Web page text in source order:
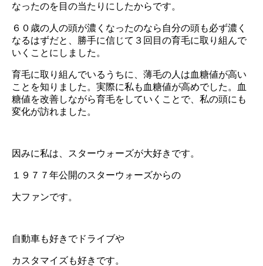
なったのを目の当たりにしたからです。
６０歳の人の頭が濃くなったのなら自分の頭も必ず濃く
なるはずだと、勝手に信じて３回目の育毛に取り組んで
いくことにしました。
育毛に取り組んでいるうちに、薄毛の人は血糖値が高い
ことを知りました。実際に私も血糖値が高めでした。血
糖値を改善しながら育毛をしていくことで、私の頭にも
変化が訪れました。
因みに私は、スターウォーズが大好きです。
１９７７年公開のスターウォーズからの
大ファンです。
自動車も好きでドライブや
カスタマイズも好きです。